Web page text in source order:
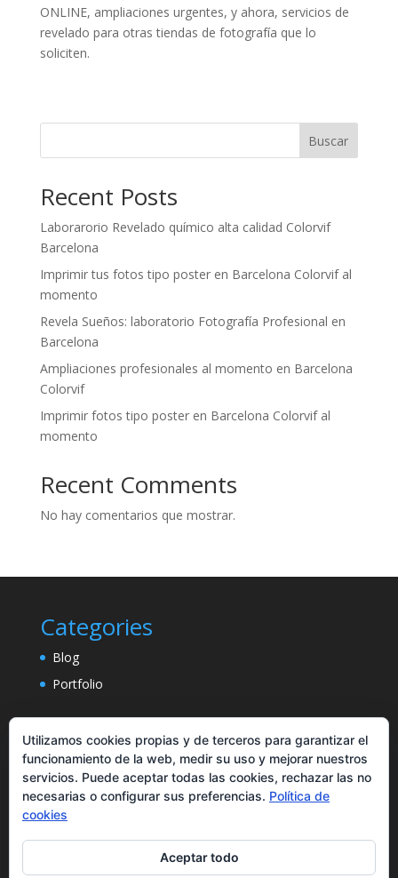
ONLINE, ampliaciones urgentes, y ahora, servicios de
revelado para otras tiendas de fotografía que lo
soliciten.
Buscar
Recent Posts
Laborarorio Revelado químico alta calidad Colorvif
Barcelona
Imprimir tus fotos tipo poster en Barcelona Colorvif al
momento
Revela Sueños: laboratorio Fotografía Profesional en
Barcelona
Ampliaciones profesionales al momento en Barcelona
Colorvif
Imprimir fotos tipo poster en Barcelona Colorvif al
momento
Recent Comments
No hay comentarios que mostrar.
Categories
Blog
Portfolio
Utilizamos cookies propias y de terceros para garantizar el
funcionamiento de la web, medir su uso y mejorar nuestros
servicios. Puede aceptar todas las cookies, rechazar las no
necesarias o configurar sus preferencias. Política de
cookies
Aceptar todo